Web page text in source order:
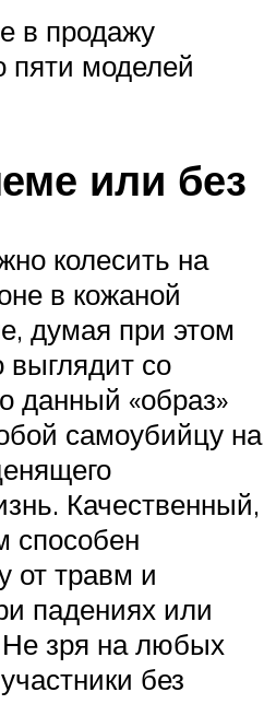
в продажу
пяти моделей
или без
колесить на
в кожаной
думая при этом
выглядит со
данный «образ»
самоубийцу на
Качественный,
от травм и
падениях или
Не зря на любых
без